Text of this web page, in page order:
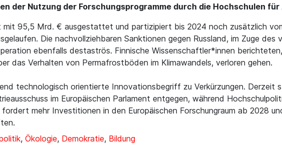
der Nutzung der Forschungsprogramme durch die Hochschulen
mit 95,5 Mrd. € ausgestattet und partizipiert bis 2024 noch zusätzlich
Die nachvollziehbaren Sanktionen gegen Russland, im Zuge
ebenfalls destaströs. Finnische Wissenschaftler*innen
das Verhalten von Permafrostböden im Klimawandels, verloren gehen.
technologisch orientierte Innovationsbegriff zu Verkürzungen. Derzeit
im Europäischen Parlament entgegen, während
mehr Investitionen in den Europäischen Forschungraum ab 2028
, Ökologie, Demokratie, Bildung